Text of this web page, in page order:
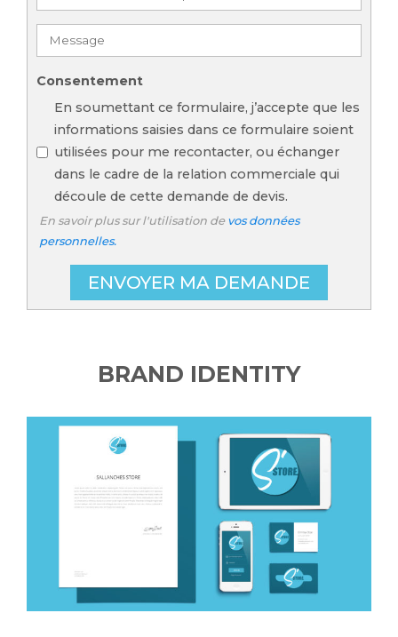
Consentement
En soumettant ce formulaire, j’accepte que les
informations saisies dans ce formulaire soient
utilisées pour me recontacter, ou échanger
dans le cadre de la relation commerciale qui
découle de cette demande de devis.
En savoir plus sur l'utilisation devos données
personnelles.
ENVOYER MA DEMANDE
BRAND IDENTITY